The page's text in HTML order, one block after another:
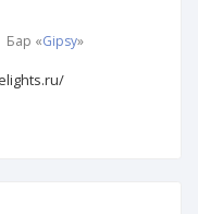
Бар «Gipsy»